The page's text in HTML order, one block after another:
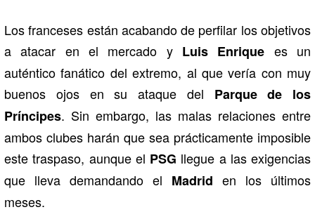
Los franceses están acabando de perfilar los objetivos
a atacar en el mercado y Luis Enrique es un
auténtico fanático del extremo, al que vería con muy
buenos ojos en su ataque del Parque de los
Príncipes. Sin embargo, las malas relaciones entre
ambos clubes harán que sea prácticamente imposible
este traspaso, aunque el PSG llegue a las exigencias
que lleva demandando el Madrid en los últimos
meses.